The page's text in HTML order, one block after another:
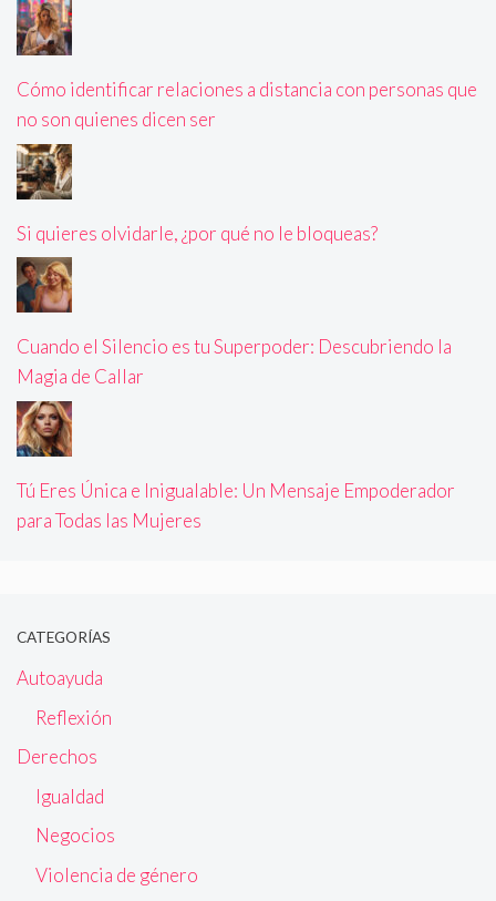
Cómo identificar relaciones a distancia con personas que
no son quienes dicen ser
Si quieres olvidarle, ¿por qué no le bloqueas?
Cuando el Silencio es tu Superpoder: Descubriendo la
Magia de Callar
Tú Eres Única e Inigualable: Un Mensaje Empoderador
para Todas las Mujeres
CATEGORÍAS
Autoayuda
Reflexión
Derechos
Igualdad
Negocios
Violencia de género